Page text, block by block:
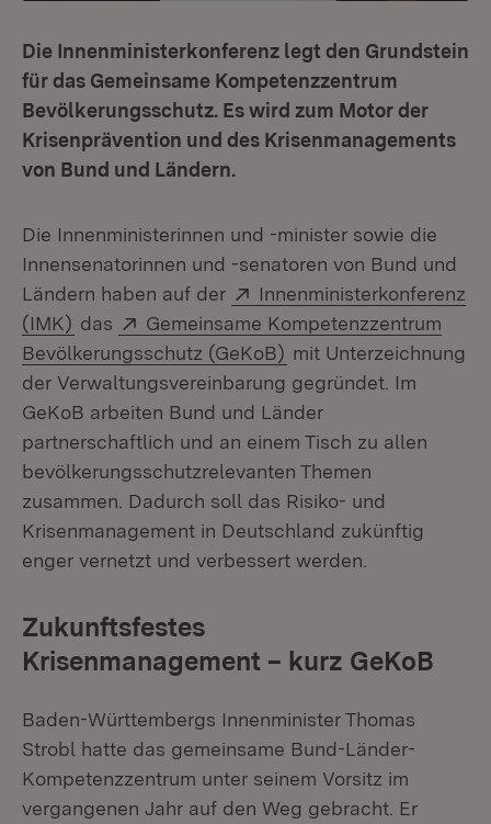
Die Innenministerkonferenz legt den Grundstein
für das Gemeinsame Kompetenzzentrum
Bevölkerungsschutz. Es wird zum Motor der
Krisenprävention und des Krisenmanagements
von Bund und Ländern.
Die Innenministerinnen und -minister sowie die
Innensenatorinnen und -senatoren von Bund und
Ländern haben auf der
Extern:
Innenministerkonferenz
(IMK) (Öffnet in neuem Fenster)
das Extern:
Gemeinsame Kompetenzzentrum
Bevölkerungsschutz (GeKoB) (Öffnet in neuem
mit Unterzeichnung
der Verwaltungsvereinbarung gegründet. Im
GeKoB arbeiten Bund und Länder
partnerschaftlich und an einem Tisch zu allen
bevölkerungsschutzrelevanten Themen
zusammen. Dadurch soll das Risiko- und
Krisenmanagement in Deutschland zukünftig
enger vernetzt und verbessert werden.
Zukunftsfestes
Krisenmanagement – kurz GeKoB
Baden-Württembergs Innenminister Thomas
Strobl hatte das gemeinsame Bund-Länder-
Kompetenzzentrum unter seinem Vorsitz im
vergangenen Jahr auf den Weg gebracht. Er